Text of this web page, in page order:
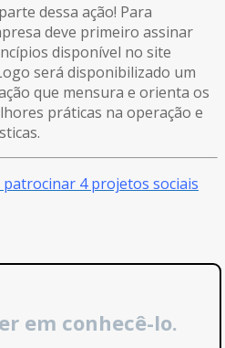
dessa ação! Para
deve primeiro assinar
disponível no site
será disponibilizado um
que mensura e orienta os
práticas na operação e
4 projetos sociais
em conhecê-lo.